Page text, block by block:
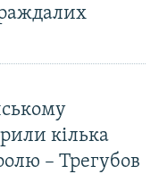
кілька
– Трегубов